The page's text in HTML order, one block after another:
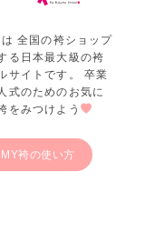
全国の袴ショップ
る日本最大級の袴
サイトです。 卒業
式のためのお気に
をみつけよう
MY袴の使い方